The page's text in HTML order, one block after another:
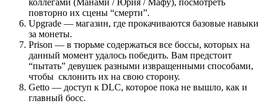
коллегами (Манами / Юрия / Мафу), посмотреть
повторно их сцены “смерти”.
Upgrade — магазин, где прокачиваются базовые навыки
за монеты.
Prison — в тюрьме содержаться все боссы, которых на
данный момент удалось победить. Вам предстоит
“пытать” девушек разными извращенными способами,
чтобы склонить их на свою сторону.
Getto — доступ к DLC, которое пока не вышло, как и
главный босс.